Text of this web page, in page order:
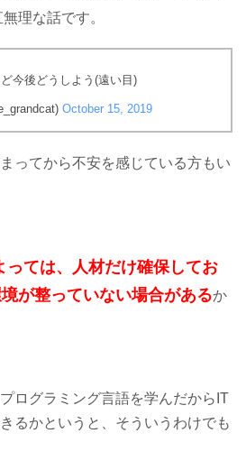
理な話です。
今後どうしよう(遠い目)
October 15, 2019
ってから不安を感じている方もい
っては、人材だけ確保してお
が整っていない場合があるか
ログラミング言語を学んだからIT
るかというと、そういうわけでも